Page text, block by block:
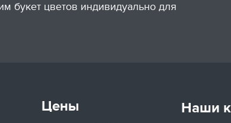
букет цветов индивидуально для
Цены Наши